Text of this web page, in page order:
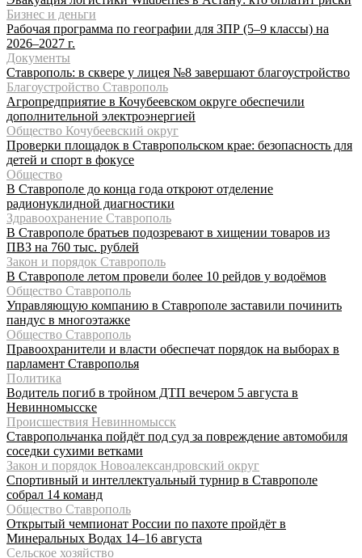
Бизнес и деньги
Рабочая программа по географии для ЗПР (5–9 классы) на
2026–2027 г.
Документы
Ставрополь: в сквере у лицея №8 завершают благоустройство
Благоустройство Ставрополь
Агропредприятие в Кочубеевском округе обеспечили
дополнительной электроэнергией
Общество Кочубеевский округ
Проверки площадок в Ставропольском крае: безопасность для
детей и спорт в фокусе
Общество
В Ставрополе до конца года откроют отделение
радионуклидной диагностики
Здравоохранение Ставрополь
В Ставрополе братьев подозревают в хищении товаров из
ПВЗ на 760 тыс. рублей
Закон и порядок Ставрополь
В Ставрополе летом провели более 10 рейдов у водоёмов
Общество Ставрополь
Управляющую компанию в Ставрополе заставили починить
пандус в многоэтажке
Общество Ставрополь
Правоохранители и власти обеспечат порядок на выборах в
парламент Ставрополья
Политика
Водитель погиб в тройном ДТП вечером 5 августа в
Невинномысске
Происшествия Невинномысск
Ставропольчанка пойдёт под суд за повреждение автомобиля
соседки сухими ветками
Закон и порядок Новоалександровский округ
Спортивный и интеллектуальный турнир в Ставрополе
собрал 14 команд
Общество Ставрополь
Открытый чемпионат России по пахоте пройдёт в
Минеральных Водах 14–16 августа
Сельское хозяйство